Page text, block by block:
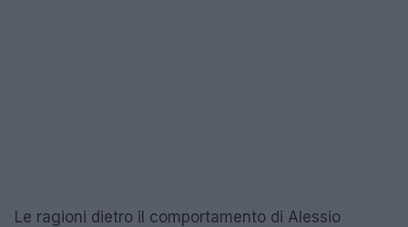
Le ragioni dietro il comportamento di Alessio